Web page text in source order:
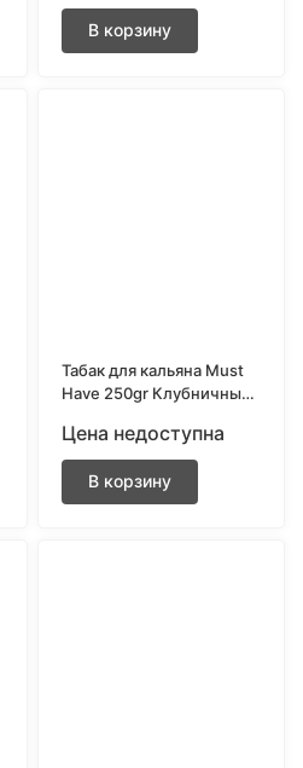
В корзину
Табак для кальяна Must
Have 250gr Клубничный
Цена недоступна
В корзину